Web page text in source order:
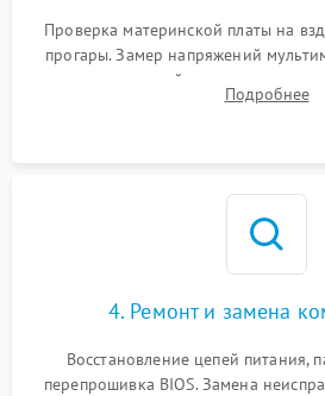
Проверка материнской платы на
прогары. Замер напряжений
оперативной памяти и
диагностического ПО дляПодробнее
4. Ремонт и замена
Восстановление цепей питания,
перепрошивка BIOS. Замена